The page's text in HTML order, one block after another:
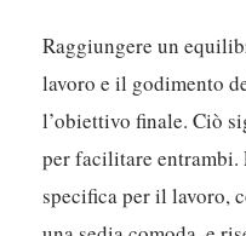
Raggiungere un
lavoro e il godimento
l’obiettivo finale. Ciò
per facilitare entrambi.
specifica per il lavoro,